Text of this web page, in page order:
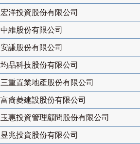
宏洋投資股份有限公司
中維股份有限公司
安謙股份有限公司
均品科技股份有限公司
三重置業地產股份有限公司
富裔菱建設股份有限公司
玉惠投資管理顧問股份有限公司
昱兆投資股份有限公司